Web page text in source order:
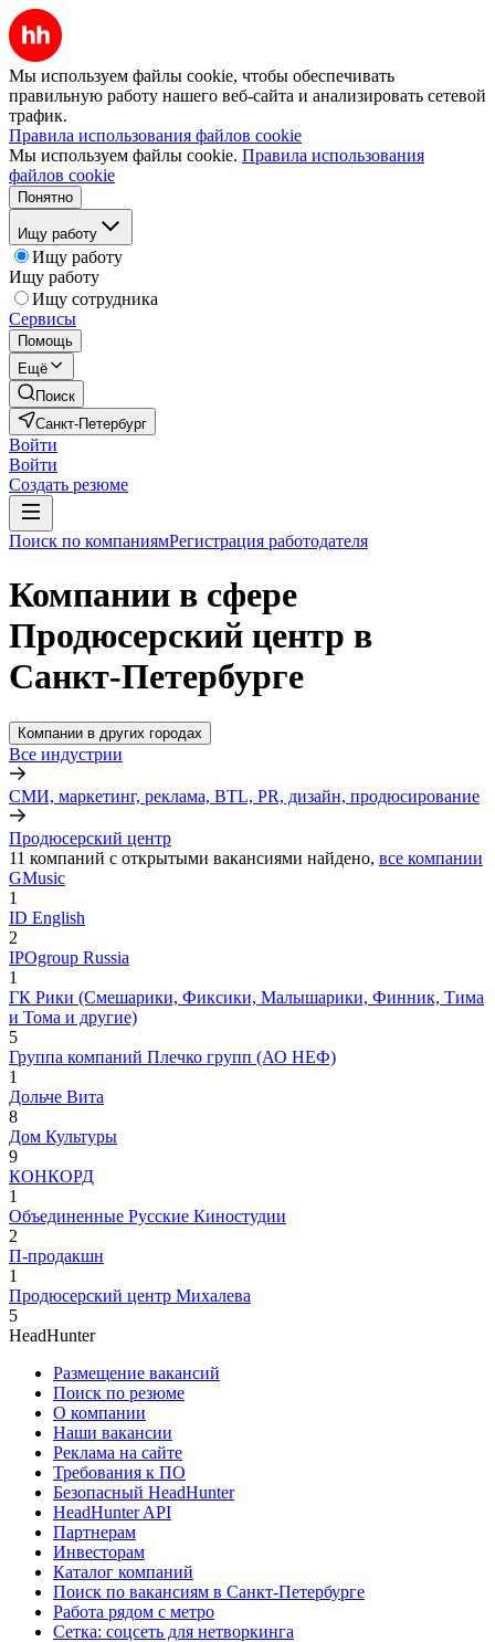
Мы используем файлы cookie, чтобы обеспечивать
правильную работу нашего веб-сайта и анализировать сетевой
трафик.
Правила использования файлов cookie
Мы используем файлы cookie. Правила использования
файлов cookie
Понятно
Ищу работу
Ищу работу
Ищу работу
Ищу сотрудника
Сервисы
Помощь
Ещё
Поиск
Санкт-Петербург
Войти
Войти
Создать резюме
Поиск по компаниямРегистрация работодателя
Компании в сфере
Продюсерский центр в
Санкт-Петербурге
Компании в других городах
Все индустрии
СМИ, маркетинг, реклама, BTL, PR, дизайн, продюсирование
Продюсерский центр
11 компаний с открытыми вакансиями найдено, все компании
GMusic
1
ID English
2
IPOgroup Russia
1
ГК Рики (Смешарики, Фиксики, Малышарики, Финник, Тима
и Тома и другие)
5
Группа компаний Плечко групп (АО НЕФ)
1
Дольче Вита
8
Дом Культуры
9
КОНКОРД
1
Объединенные Русские Киностудии
2
П-продакшн
1
Продюсерский центр Михалева
5
HeadHunter
Размещение вакансий
Поиск по резюме
О компании
Наши вакансии
Реклама на сайте
Требования к ПО
Безопасный HeadHunter
HeadHunter API
Партнерам
Инвесторам
Каталог компаний
Поиск по вакансиям в Санкт-Петербурге
Работа рядом с метро
Сетка: соцсеть для нетворкинга